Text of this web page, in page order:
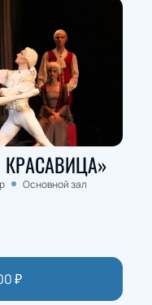
Основной зал
₽